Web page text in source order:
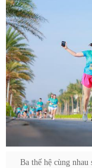
Ba thế hệ cùng